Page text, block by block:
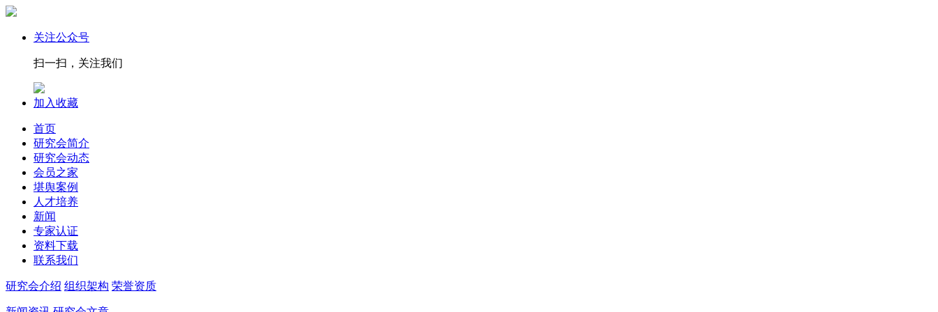
关注公众号
扫一扫，关注我们
加入收藏
首页
研究会简介
研究会动态
会员之家
堪舆案例
人才培养
新闻
专家认证
资料下载
联系我们
研究会介绍 组织架构 荣誉资质